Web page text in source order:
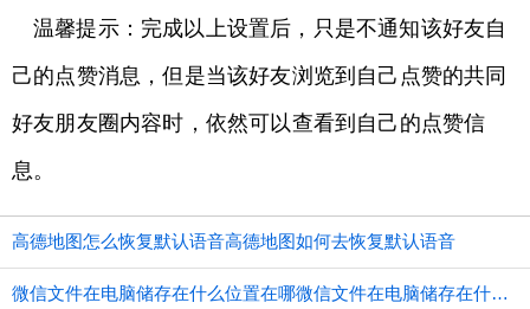
温馨提示：完成以上设置后，只是不通知该好友自
己的点赞消息，但是当该好友浏览到自己点赞的共同
好友朋友圈内容时，依然可以查看到自己的点赞信
息。
高德地图怎么恢复默认语音高德地图如何去恢复默认语音
微信文件在电脑储存在什么位置在哪微信文件在电脑储存在什么位置